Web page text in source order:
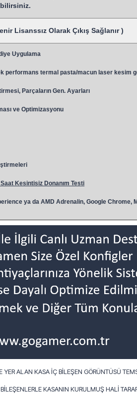
Lisanssız Olarak Çıkış Sağlanır )
Uygulama
performans termal pasta/macun laser kesim
Parçaların Gen. Ayarları
ve Optimizasyonu
Kesintisiz Donanım Testi
ya da AMD Adrenalin, Google Chrome,
YER ALAN KASA İÇ BİLEŞEN GÖRÜNTÜSÜ
KASANIN KURULMUŞ HALİ